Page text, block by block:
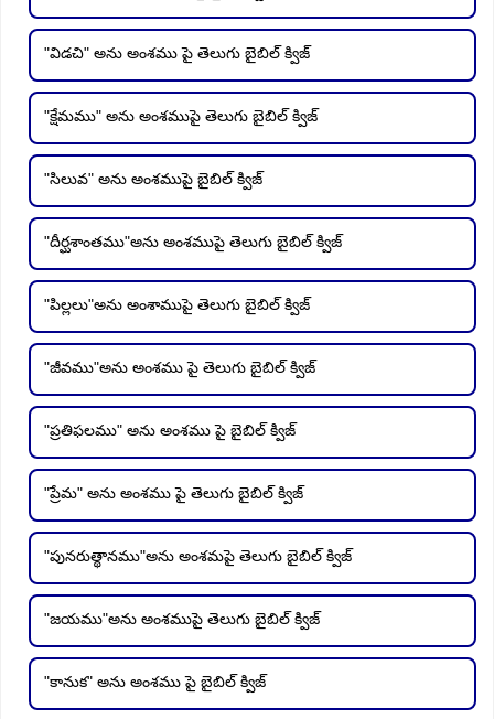
"విడచి" అను అంశము పై తెలుగు బైబిల్ క్విజ్
"క్షేమము" అను అంశముపై తెలుగు బైబిల్ క్విజ్
"సిలువ" అను అంశముపై బైబిల్ క్విజ్
"దీర్ఘశాంతము"అను అంశముపై తెలుగు బైబిల్ క్విజ్
"పిల్లలు"అను అంశాముపై తెలుగు బైబిల్ క్విజ్
"జీవము"అను అంశము పై తెలుగు బైబిల్ క్విజ్
"ప్రతిఫలము" అను అంశము పై బైబిల్ క్విజ్
"ప్రేమ" అను అంశము పై తెలుగు బైబిల్ క్విజ్
"పునరుత్థానము"అను అంశమపై తెలుగు బైబిల్ క్విజ్
"జయము"అను అంశముపై తెలుగు బైబిల్ క్విజ్
"కానుక" అను అంశము పై బైబిల్ క్విజ్